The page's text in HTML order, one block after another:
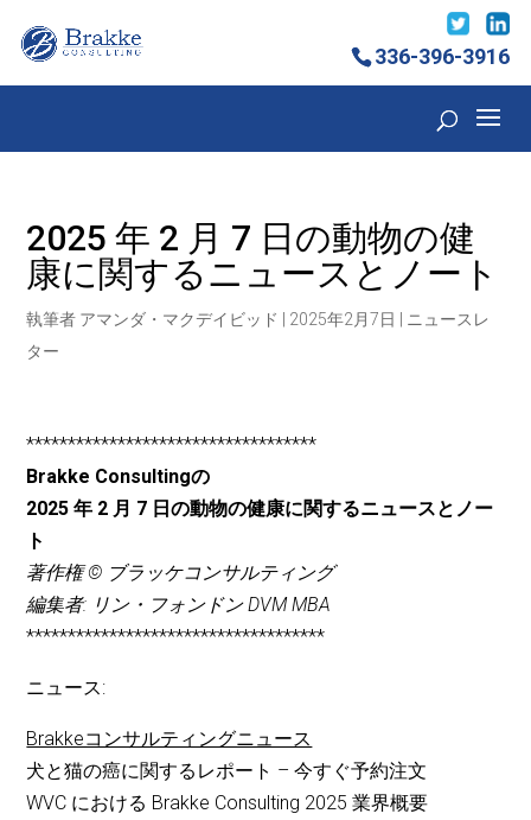
336-396-3916
2025 年 2 月 7 日の動物の健
康に関するニュースとノート
執筆者 アマンダ・マクデイビッド 2025年2月7日
ニュースレ
ター
***********************************
Brakke Consultingの
2025 年 2 月 7 日の動物の健康に関するニュースとノー
ト
著作権 © ブラッケコンサルティング
編集者: リン・フォンドン DVM MBA
************************************
ニュース:
Brakkeコンサルティングニュース
犬と猫の癌に関するレポート – 今すぐ予約注文
WVC における Brakke Consulting 2025 業界概要